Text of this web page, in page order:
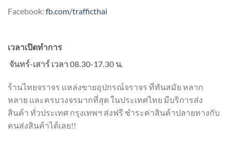
Facebook: fb.com/trafficthai
เวลาเปิดทำการ
จันทร์-เสาร์ เวลา 08.30-17.30 น.
ร้านไทยจราจร แหล่งขายอุปกรณ์จราจร ที่ทันสมัย หลาก
หลาย และครบวงจรมากที่สุด ในประเทศไทย มีบริการส่ง
สินค้า ทั่วประเทศ กรุงเทพฯ ส่งฟรี ชำระค่าสินค้าปลายทางกับ
คนส่งสินค้าได้เลย!!